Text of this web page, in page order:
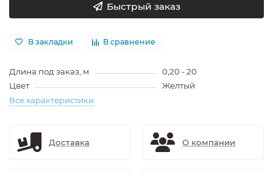
Быстрый заказ
В закладки В сравнение
Длина под заказ, м
0,20 - 20
Цвет
Желтый
Все характеристики
Доставка О компании